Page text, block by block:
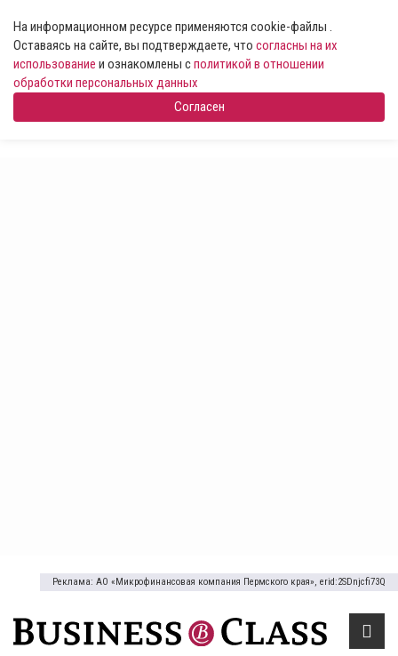
На информационном ресурсе применяются cookie-файлы .
Оставаясь на сайте, вы подтверждаете, что согласны на их
использование и ознакомлены сполитикой в отношении
обработки персональных данных
Согласен
Реклама: АО «Микрофинансовая компания Пермского края», erid:2SDnjcfi73Q